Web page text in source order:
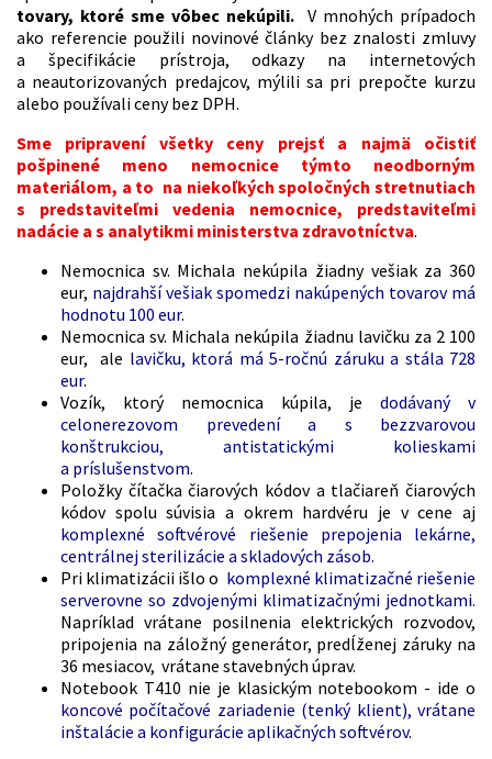
tovary, ktoré sme vôbec nekúpili. V mnohých prípadoch
ako referencie použili novinové články bez znalosti zmluvy
a špecifikácie prístroja, odkazy na internetových
a neautorizovaných predajcov, mýlili sa pri prepočte kurzu
alebo používali ceny bez DPH.
Sme pripravení všetky ceny prejsť a najmä očistiť
pošpinené meno nemocnice týmto neodborným
materiálom, a to na niekoľkých spoločných stretnutiach
s predstaviteľmi vedenia nemocnice, predstaviteľmi
nadácie a s analytikmi ministerstva zdravotníctva.
Nemocnica sv. Michala nekúpila žiadny vešiak za 360
eur, najdrahší vešiak spomedzi nakúpených tovarov má
hodnotu 100 eur.
Nemocnica sv. Michala nekúpila žiadnu lavičku za 2 100
eur, ale lavičku, ktorá má 5-ročnú záruku a stála 728
eur.
Vozík, ktorý nemocnica kúpila, je dodávaný v
celonerezovom prevedení a s bezzvarovou
konštrukciou, antistatickými kolieskami
a príslušenstvom.
Položky čítačka čiarových kódov a tlačiareň čiarových
kódov spolu súvisia a okrem hardvéru je v cene aj
komplexné softvérové riešenie prepojenia lekárne,
centrálnej sterilizácie a skladových zásob.
Pri klimatizácii išlo o komplexné klimatizačné riešenie
serverovne so zdvojenými klimatizačnými jednotkami.
Napríklad vrátane posilnenia elektrických rozvodov,
pripojenia na záložný generátor, predĺženej záruky na
36 mesiacov, vrátane stavebných úprav.
Notebook T410 nie je klasickým notebookom - ide o
koncové počítačové zariadenie (tenký klient), vrátane
inštalácie a konfigurácie aplikačných softvérov.